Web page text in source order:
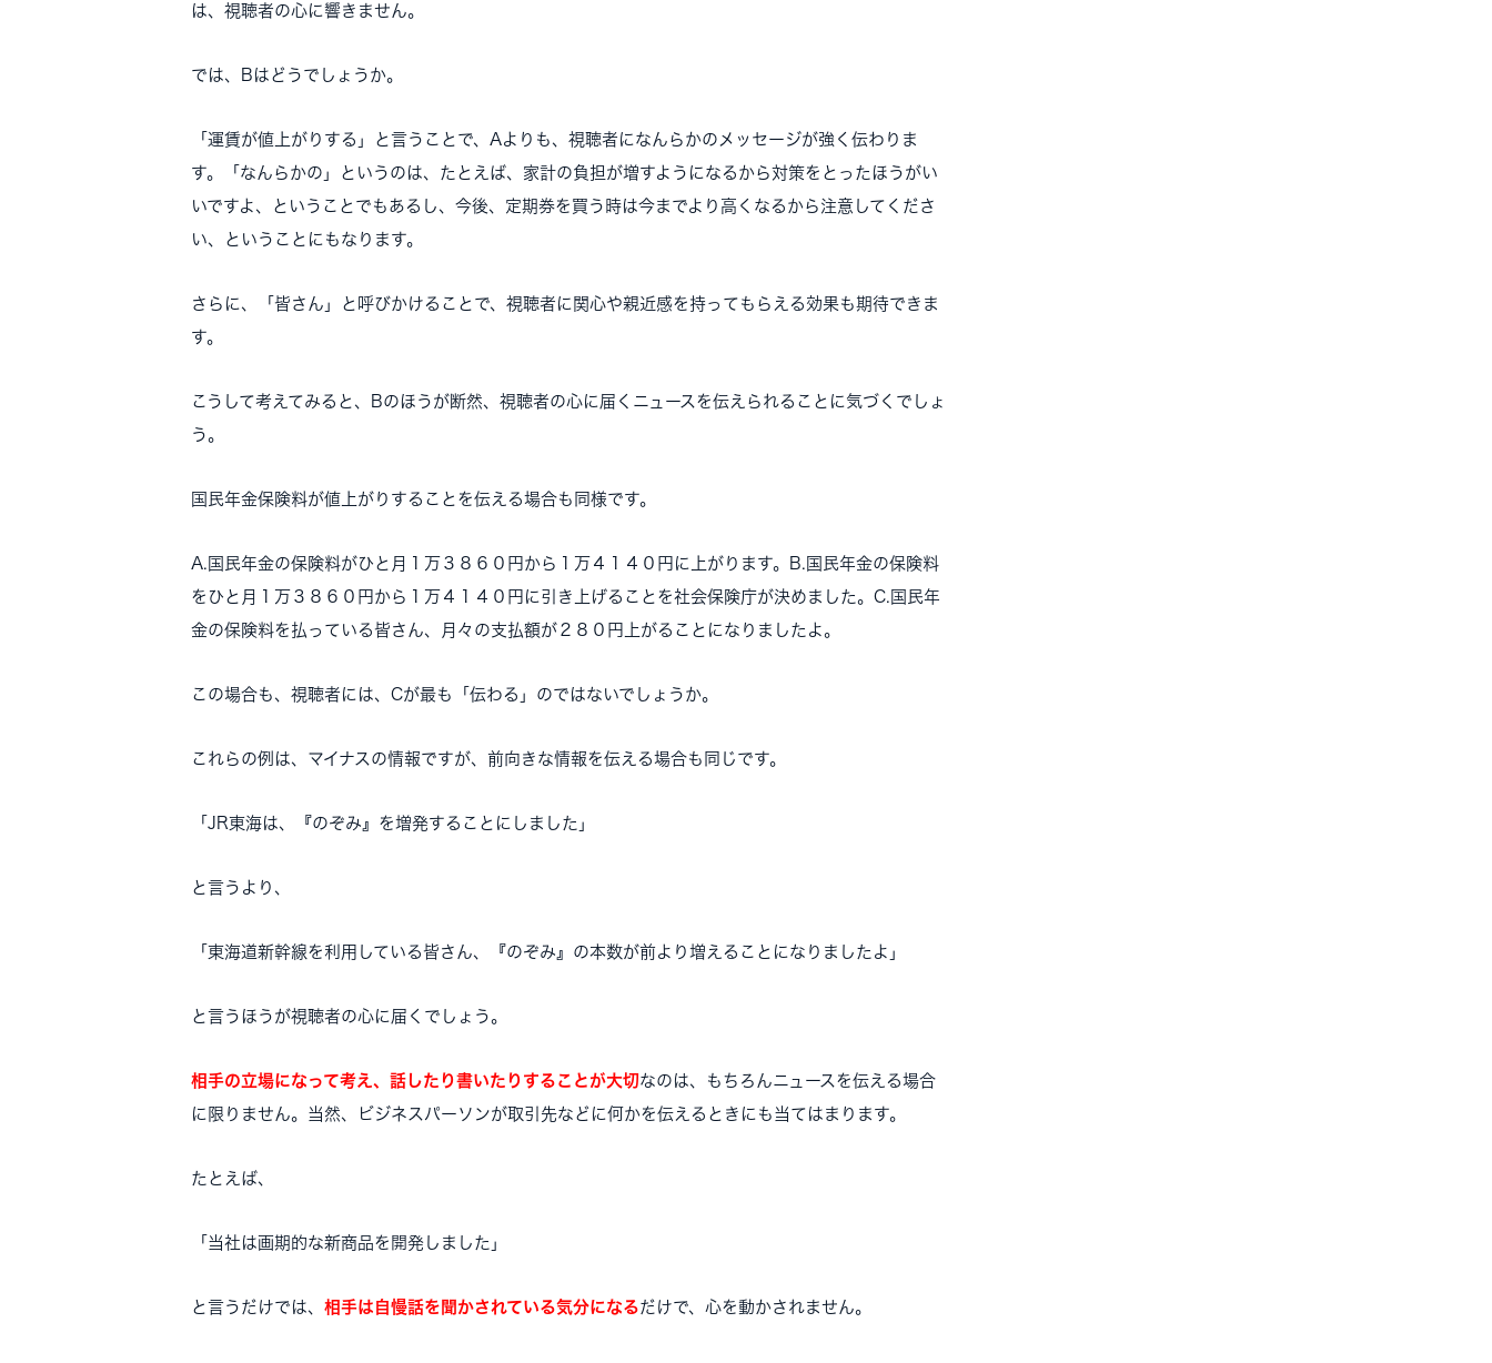
は、視聴者の心に響きません。
では、Bはどうでしょうか。
「運賃が値上がりする」と言うことで、Aよりも、視聴者になんらかのメッセージが強く伝わりま
す。「なんらかの」というのは、たとえば、家計の負担が増すようになるから対策をとったほうがい
いですよ、ということでもあるし、今後、定期券を買う時は今までより高くなるから注意してくださ
い、ということにもなります。
さらに、「皆さん」と呼びかけることで、視聴者に関心や親近感を持ってもらえる効果も期待できま
す。
こうして考えてみると、Bのほうが断然、視聴者の心に届くニュースを伝えられることに気づくでしょ
う。
国民年金保険料が値上がりすることを伝える場合も同様です。
A.国民年金の保険料がひと月１万３８６０円から１万４１４０円に上がります。B.国民年金の保険料
をひと月１万３８６０円から１万４１４０円に引き上げることを社会保険庁が決めました。C.国民年
金の保険料を払っている皆さん、月々の支払額が２８０円上がることになりましたよ。
この場合も、視聴者には、Cが最も「伝わる」のではないでしょうか。
これらの例は、マイナスの情報ですが、前向きな情報を伝える場合も同じです。
「JR東海は、『のぞみ』を増発することにしました」
と言うより、
「東海道新幹線を利用している皆さん、『のぞみ』の本数が前より増えることになりましたよ」
と言うほうが視聴者の心に届くでしょう。
相手の立場になって考え、話したり書いたりすることが大切なのは、もちろんニュースを伝える場合
に限りません。当然、ビジネスパーソンが取引先などに何かを伝えるときにも当てはまります。
たとえば、
「当社は画期的な新商品を開発しました」
と言うだけでは、 相手は自慢話を聞かされている気分になるだけで、心を動かされません。